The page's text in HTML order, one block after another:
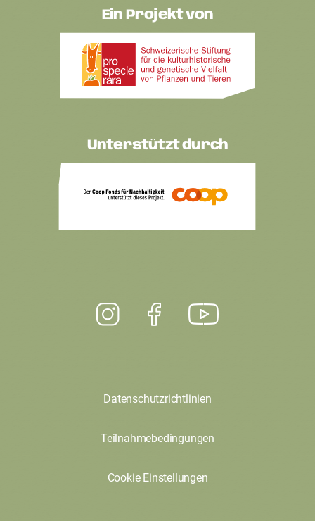
Ein Projekt von
Unterstützt durch
Datenschutzrichtlinien
Teilnahmebedingungen
Cookie Einstellungen